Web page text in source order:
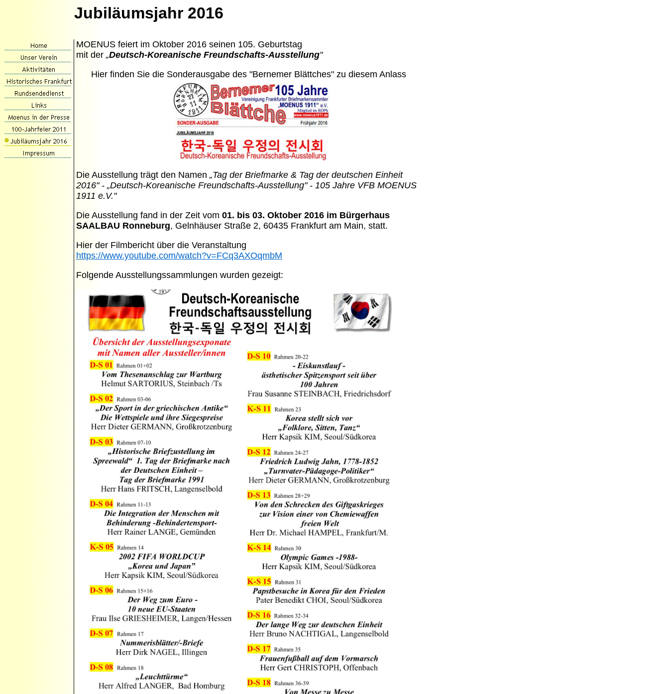
Jubiläumsjahr 2016
MOENUS feiert im Oktober 2016 seinen 105. Geburtstag
mit der „Deutsch-Koreanische Freundschafts-Ausstellung"
Hier finden Sie die Sonderausgabe des "Bernemer Blättches" zu diesem Anlass
Die Ausstellung trägt den Namen „Tag der Briefmarke & Tag der deutschen Einheit
2016"- „Deutsch-Koreanische Freundschafts-Ausstellung" - 105 Jahre VFB MOENUS
1911 e.V."
Die Ausstellung fand in der Zeit vom 01. bis 03. Oktober 2016 im Bürgerhaus
SAALBAU Ronneburg, Gelnhäuser Straße 2, 60435 Frankfurt am Main, statt.
Hier der Filmbericht über die Veranstaltung
https://www.youtube.com/watch?v=FCq3AXOqmbM
Folgende Ausstellungssammlungen wurden gezeigt: